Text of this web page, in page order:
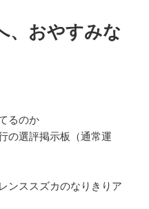
、おやすみな
るのか
の選評掲示板（通常運
ンススズカのなりきりア